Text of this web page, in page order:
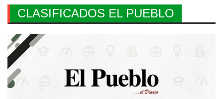
CLASIFICADOS EL PUEBLO